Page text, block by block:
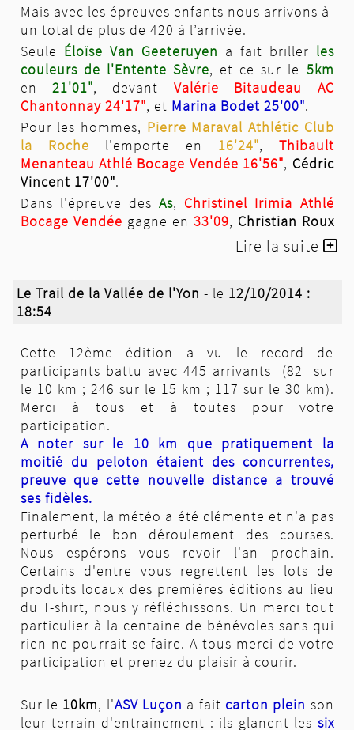
Mais avec les épreuves enfants nous arrivons à
un total de plus de 420 à l’arrivée.
Seule Éloïse Van Geeteruyen a fait briller les
couleurs de l'Entente Sèvre, et ce sur le 5km
en 21'01", devant Valérie Bitaudeau AC
Chantonnay 24'17", et Marina Bodet 25'00".
Pour les hommes, Pierre Maraval Athlétic Club
la Roche l'emporte en 16'24", Thibault
Menanteau Athlé Bocage Vendée 16'56", Cédric
Vincent 17'00".
Dans l'épreuve des As, Christinel Irimia Athlé
Bocage Vendée gagne en 33'09, Christian Roux
Manuel Batadière Running
Bocage Athlétic Club 41'12",Sylvie Cesbron
45'37"
Lire la suite
Le Trail de la Vallée de l'Yon - le 12/10/2014 :
18:54
Cette 12ème édition a vu le record de
participants battu avec 445 arrivants (82 sur
le 10 km ; 246 sur le 15 km ; 117 sur le 30 km).
Merci à tous et à toutes pour votre
participation.
A noter sur le 10 km que pratiquement la
moitié du peloton étaient des concurrentes,
preuve que cette nouvelle distance a trouvé
ses fidèles.
Finalement, la météo a été clémente et n'a pas
perturbé le bon déroulement des courses.
Nous espérons vous revoir l'an prochain.
Certains d'entre vous regrettent les lots de
produits locaux des premières éditions au lieu
du T-shirt, nous y réfléchissons. Un merci tout
particulier à la centaine de bénévoles sans qui
rien ne pourrait se faire. A tous merci de votre
participation et prenez du plaisir à courir.
Sur le 10km, l'ASV Luçon a fait carton plein son
leur terrain d'entrainement : ils glanent les six